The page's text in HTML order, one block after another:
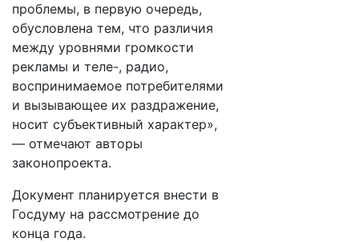
проблемы, в первую очередь,
обусловлена тем, что различия
между уровнями громкости
рекламы и теле-, радио,
воспринимаемое потребителями
и вызывающее их раздражение,
носит субъективный характер»,
— отмечают авторы
законопроекта.
Документ планируется внести в
Госдуму на рассмотрение до
конца года.